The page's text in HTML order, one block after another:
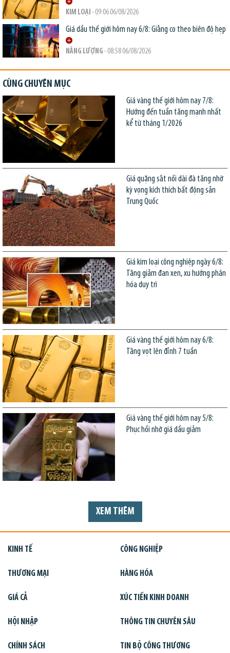
KIM LOẠI - 09:06 06/08/2026
Giá dầu thế giới hôm nay 6/8: Giằng co theo biên độ hẹp
NĂNG LƯỢNG - 08:58 06/08/2026
CÙNG CHUYÊN MỤC
Giá vàng thế giới hôm nay 7/8:
Hướng đến tuần tăng mạnh nhất
kể từ tháng 1/2026
Giá quặng sắt nối dài đà tăng nhờ
kỳ vọng kích thích bất động sản
Trung Quốc
Giá kim loại công nghiệp ngày 6/8:
Tăng giảm đan xen, xu hướng phân
hóa duy trì
Giá vàng thế giới hôm nay 6/8:
Tăng vọt lên đỉnh 7 tuần
Giá vàng thế giới hôm nay 5/8:
Phục hồi nhờ giá dầu giảm
XEM THÊM
KINH TẾ CÔNG NGHIỆP
THƯƠNG MẠI HÀNG HÓA
GIÁ CẢ XÚC TIẾN KINH DOANH
HỘI NHẬP THÔNG TIN CHUYÊN SÂU
CHÍNH SÁCH TIN BỘ CÔNG THƯƠNG